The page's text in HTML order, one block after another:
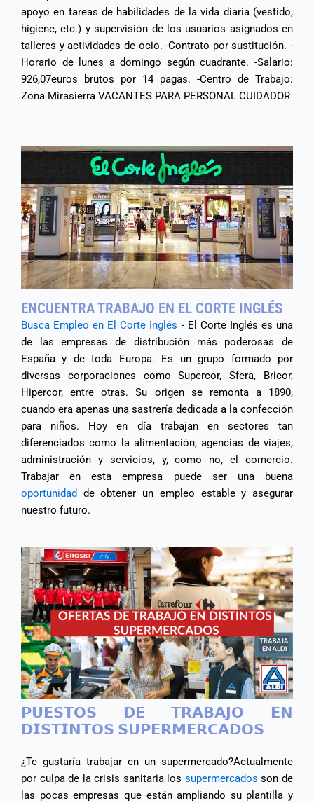
apoyo en tareas de habilidades de la vida diaria (vestido,
higiene, etc.) y supervisión de los usuarios asignados en
talleres y actividades de ocio. -Contrato por sustitución. -
Horario de lunes a domingo según cuadrante. -Salario:
926,07euros brutos por 14 pagas. -Centro de Trabajo:
Zona Mirasierra VACANTES PARA PERSONAL CUIDADOR
ENCUENTRA TRABAJO EN EL CORTE INGLÉS
Busca Empleo en El Corte Inglés - El Corte Inglés es una
de las empresas de distribución más poderosas de
España y de toda Europa. Es un grupo formado por
diversas corporaciones como Supercor, Sfera, Bricor,
Hipercor, entre otras. Su origen se remonta a 1890,
cuando era apenas una sastrería dedicada a la confección
para niños. Hoy en día trabajan en sectores tan
diferenciados como la alimentación, agencias de viajes,
administración y servicios, y, como no, el comercio.
Trabajar en esta empresa puede ser una buena
oportunidad de obtener un empleo estable y asegurar
nuestro futuro.
𝗣𝗨𝗘𝗦𝗧𝗢𝗦 𝗗𝗘 𝗧𝗥𝗔𝗕𝗔𝗝𝗢 𝗘𝗡
𝗗𝗜𝗦𝗧𝗜𝗡𝗧𝗢𝗦 𝗦𝗨𝗣𝗘𝗥𝗠𝗘𝗥𝗖𝗔𝗗𝗢𝗦
¿Te gustaría trabajar en un supermercado?​ Actualmente
por culpa de la crisis sanitaria los supermercados son de
las pocas empresas que están ampliando su plantilla y